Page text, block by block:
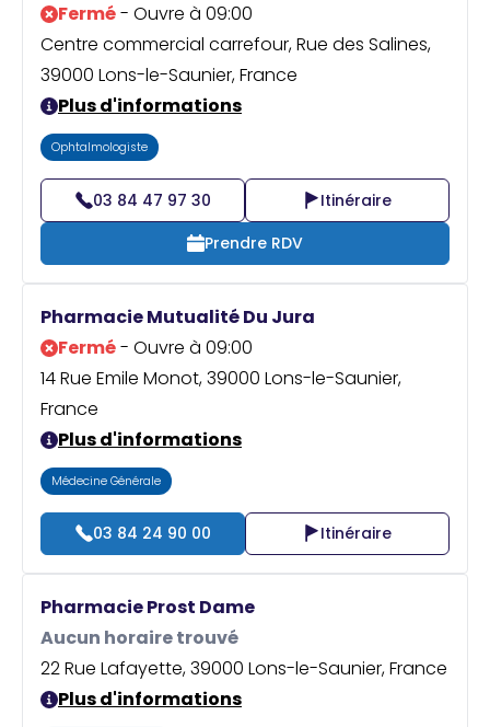
Fermé- Ouvre à 09:00
Centre commercial carrefour, Rue des Salines,
39000 Lons-le-Saunier, France
Plus d'informations
Ophtalmologiste
03 84 47 97 30
Itinéraire
Prendre RDV
Pharmacie Mutualité Du Jura
Fermé- Ouvre à 09:00
14 Rue Emile Monot, 39000 Lons-le-Saunier,
France
Plus d'informations
Médecine Générale
03 84 24 90 00 Itinéraire
Pharmacie Prost Dame
Aucun horaire trouvé
22 Rue Lafayette, 39000 Lons-le-Saunier, France
Plus d'informations